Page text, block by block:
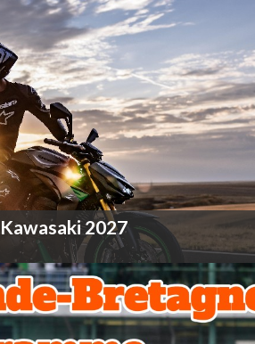
Kawasaki 2027